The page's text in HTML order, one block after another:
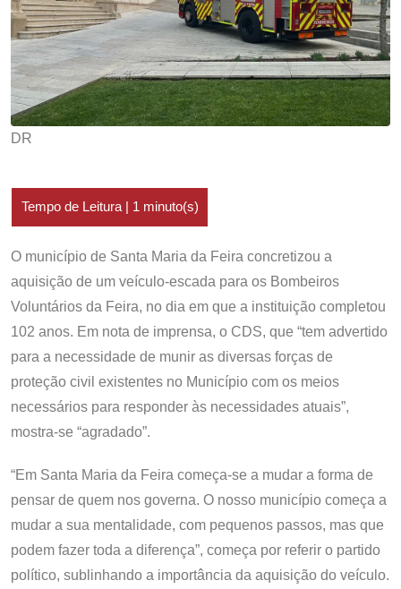
DR
O município de Santa Maria da Feira concretizou a
aquisição de um veículo-escada para os Bombeiros
Voluntários da Feira, no dia em que a instituição completou
102 anos. Em nota de imprensa, o CDS, que “tem advertido
para a necessidade de munir as diversas forças de
proteção civil existentes no Município com os meios
necessários para responder às necessidades atuais”,
mostra-se “agradado”.
“Em Santa Maria da Feira começa-se a mudar a forma de
pensar de quem nos governa. O nosso município começa a
mudar a sua mentalidade, com pequenos passos, mas que
podem fazer toda a diferença”, começa por referir o partido
político, sublinhando a importância da aquisição do veículo.